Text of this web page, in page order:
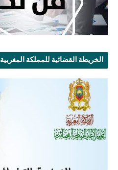
الخريطة القضائية للمملكة المغربية